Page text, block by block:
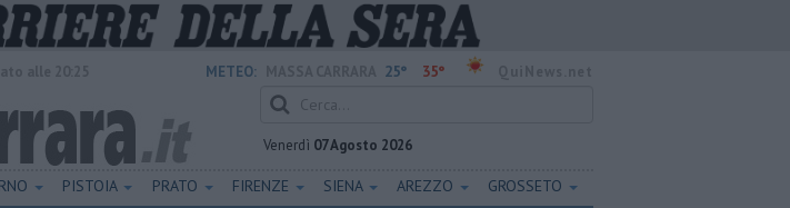
METEO: 25° 35°
Venerdì 07 Agosto 2026
PISTOIA PRATO FIRENZE SIENA AREZZO GROSSETO